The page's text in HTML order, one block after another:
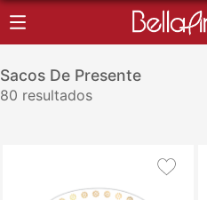
Sacos De Presente
80 resultados